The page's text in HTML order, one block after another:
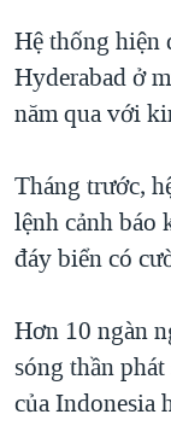
"Tìm"NGƯỜI VIỆT
ĐỜI SỐNG
KINH TẾ
KHOA HỌC
SỨC KHOẺ
VĂN HOÁ
GIÁO DỤC
HÀNH TRÌNH
MỘT NĂM
NGÀY TỊ NẠN
TRỊNH VĨNH
CHI PHÍ
CÁC GIÁ TRỊ
THƯỢNG
VIDEO
NGHE
Ngôn ngữ
Hệ thống hiện
Hyderabad ở
năm qua với
Tháng trước,
lệnh cảnh báo
đáy biển có
Hơn 10 ngàn
sóng thần
của Indonesia